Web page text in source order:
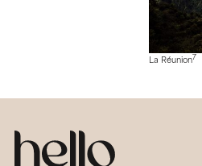
La Réunion7